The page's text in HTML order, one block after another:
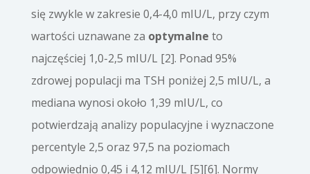
się zwykle w zakresie 0,4-4,0 mIU/L, przy czym
wartości uznawane za optymalne to
najczęściej 1,0-2,5 mIU/L [2]. Ponad 95%
zdrowej populacji ma TSH poniżej 2,5 mIU/L, a
mediana wynosi około 1,39 mIU/L, co
potwierdzają analizy populacyjne i wyznaczone
percentyle 2,5 oraz 97,5 na poziomach
odpowiednio 0,45 i 4,12 mIU/L [5][6]. Normy